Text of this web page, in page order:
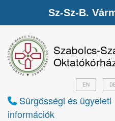
Szabolcs-
Sürgősségi és ügyeleti
információk
EN
Sz-Sz-B.